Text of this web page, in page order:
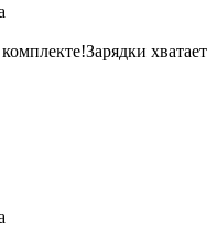
хватает